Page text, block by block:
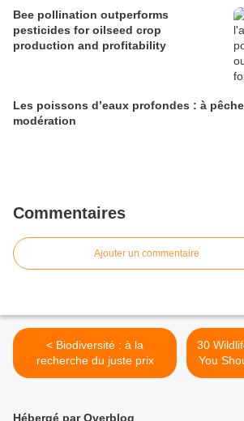
Bee pollination outperforms
pesticides for oilseed crop
production and profitability
Les poissons d’eaux profondes : à
modération
Commentaires
Ajouter un commentaire
< Biodiversité : à la
recherche du juste prix
30
You
Hébergé par Overblog